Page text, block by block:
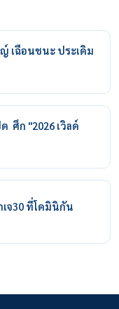
เฉือนชนะ ประเดิม
ศึก "2026 เวิลด์
จ30 ที่โดมินิกัน